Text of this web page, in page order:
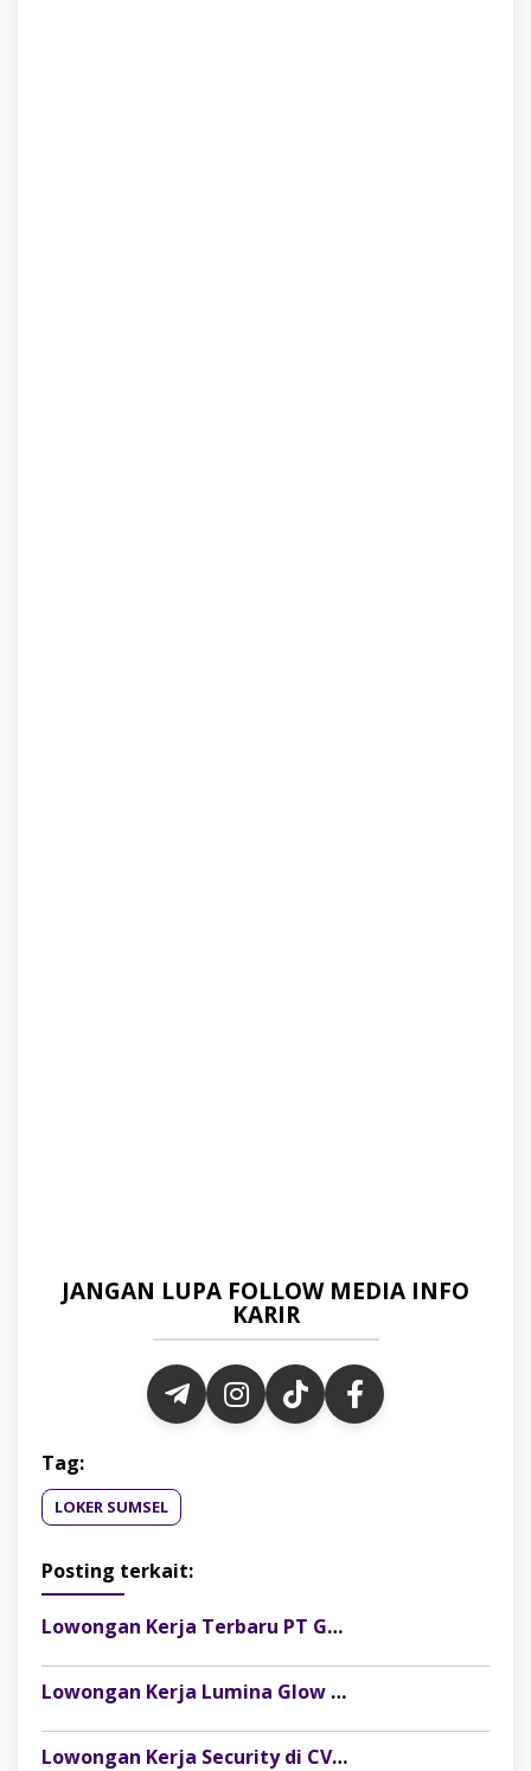
JANGAN LUPA FOLLOW MEDIA INFO
KARIR
Tag:
LOKER SUMSEL
Posting terkait:
Lowongan Kerja Terbaru PT Gelora Citra Kimia Abadi Palembang
Lowongan Kerja Lumina Glow Clinic & Salon Palembang Terbaru
Lowongan Kerja Security di CV Indosteel Sumber Berkat Palembang